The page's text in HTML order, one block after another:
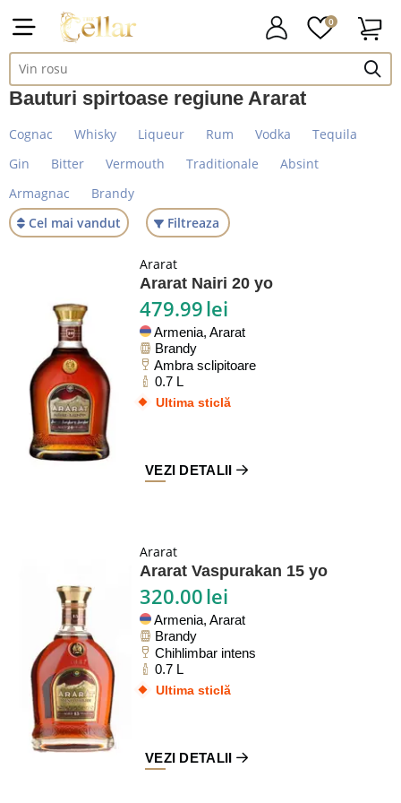
0
Bauturi spirtoase regiune Ararat
Cognac Whisky Liqueur Rum Vodka
Tequila
Gin
Bitter Vermouth Traditionale
Absint
Armagnac
Brandy
Cel mai vandut
Filtreaza
Ararat
Ararat Nairi 20 yo
479.99lei
Armenia, Ararat
Brandy
Ambra sclipitoare
0.7 L
Ultima sticlă
VEZI DETALII
Ararat
Ararat Vaspurakan 15 yo
320.00lei
Armenia, Ararat
Brandy
Chihlimbar intens
0.7 L
Ultima sticlă
VEZI DETALII